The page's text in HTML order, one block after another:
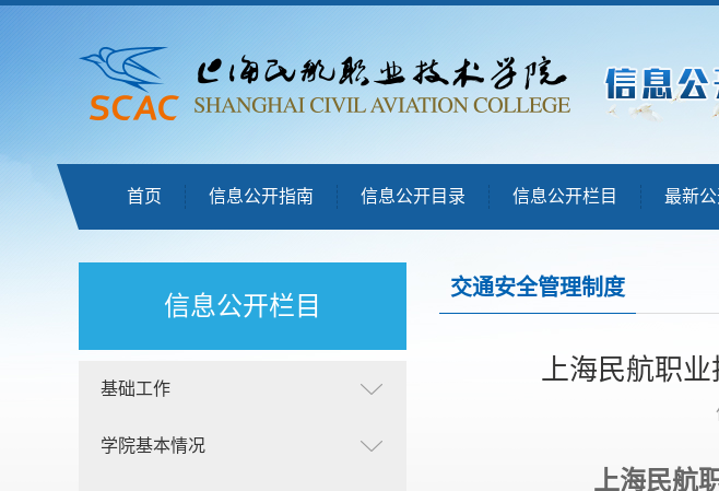
首页 信息公开指南 信息公开目录 信息公开栏目 最新
信息公开栏目
基础工作
学院基本情况
交通安全管理制度
上海民航职业
上海民航